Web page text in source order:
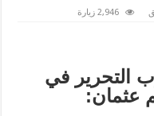
2,946 زيارة
التحرير في
عثمان: